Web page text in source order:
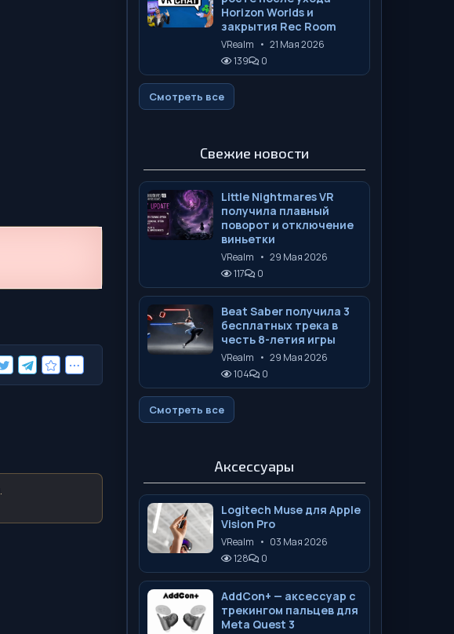
Horizon Worlds и
закрытия Rec Room
VRealm • 21 Мая 2026
139
0
Смотреть все
Свежие новости
Little Nightmares VR
получила плавный
поворот и отключение
виньетки
VRealm • 29 Мая 2026
117
0
Beat Saber получила 3
бесплатных трека в
честь 8-летия игры
VRealm • 29 Мая 2026
104
0
Смотреть все
Аксессуары
Logitech Muse для Apple
Vision Pro
VRealm • 03 Мая 2026
128
0
AddCon+ — аксессуар с
трекингом пальцев для
Meta Quest 3